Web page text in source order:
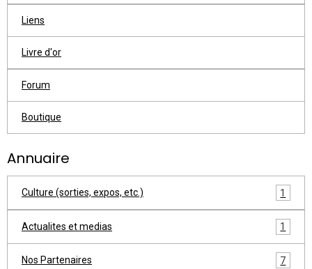
Liens
Livre d'or
Forum
Boutique
Annuaire
Culture (sorties, expos, etc.) 1
Actualites et medias 1
Nos Partenaires 7